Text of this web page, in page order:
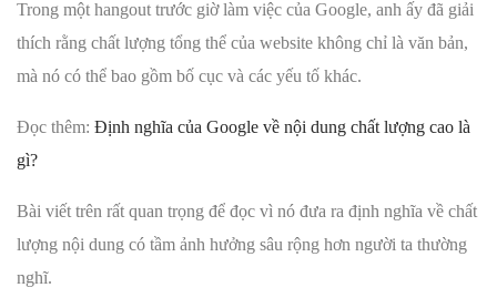
Trong một hangout trước giờ làm việc của Google, anh ấy đã giải
thích rằng chất lượng tổng thể của website không chỉ là văn bản,
mà nó có thể bao gồm bố cục và các yếu tố khác.
Đọc thêm: Định nghĩa của Google về nội dung chất lượng cao là
gì?
Bài viết trên rất quan trọng để đọc vì nó đưa ra định nghĩa về chất
lượng nội dung có tầm ảnh hưởng sâu rộng hơn người ta thường
nghĩ.